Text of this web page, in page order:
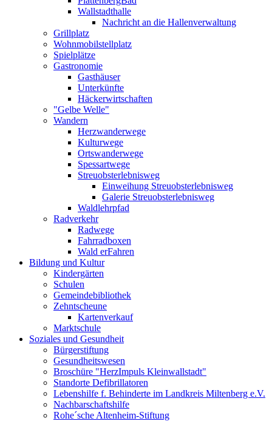
Wallstadthalle
Nachricht an die Hallenverwaltung
Grillplatz
Wohnmobilstellplatz
Spielplätze
Gastronomie
Gasthäuser
Unterkünfte
Häckerwirtschaften
"Gelbe Welle"
Wandern
Herzwanderwege
Kulturwege
Ortswanderwege
Spessartwege
Streuobsterlebnisweg
Einweihung Streuobsterlebnisweg
Galerie Streuobsterlebnisweg
Waldlehrpfad
Radverkehr
Radwege
Fahrradboxen
Wald erFahren
Bildung und Kultur
Kindergärten
Schulen
Gemeindebibliothek
Zehntscheune
Kartenverkauf
Marktschule
Soziales und Gesundheit
Bürgerstiftung
Gesundheitswesen
Broschüre "HerzImpuls Kleinwallstadt"
Standorte Defibrillatoren
Lebenshilfe f. Behinderte im Landkreis Miltenberg e.V.
Nachbarschaftshilfe
Rohe´sche Altenheim-Stiftung